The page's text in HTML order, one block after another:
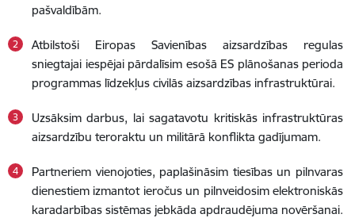
pašvaldībām.
Atbilstoši Eiropas Savienības aizsardzības regulas
sniegtajai iespējai pārdalīsim esošā ES plānošanas perioda
programmas līdzekļus civilās aizsardzības infrastruktūrai.
Uzsāksim darbus, lai sagatavotu kritiskās infrastruktūras
aizsardzību teroraktu un militārā konflikta gadījumam.
Partneriem vienojoties, paplašināsim tiesības un pilnvaras
dienestiem izmantot ieročus un pilnveidosim elektroniskās
karadarbības sistēmas jebkāda apdraudējuma novēršanai.